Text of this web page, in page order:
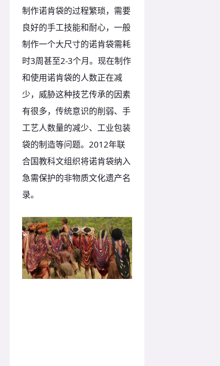
制作诺肯袋的过程繁琐，需要
良好的手工技能和耐心，一般
制作一个大尺寸的诺肯袋需耗
时3周甚至2-3个月。现在制作
和使用诺肯袋的人数正在减
少，威胁这种技艺传承的因素
有很多，传统意识的削弱、手
工艺人数量的减少、工业包装
袋的制造等问题。2012年联
合国教科文组织将诺肯袋纳入
急需保护的非物质文化遗产名
录。